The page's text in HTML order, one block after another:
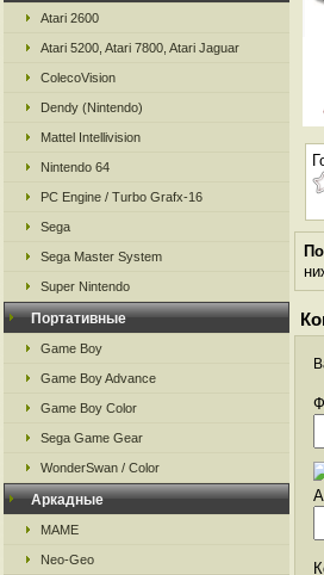
Atari 2600
Atari 5200, Atari 7800, Atari Jaguar
ColecoVision
Dendy (Nintendo)
Mattel Intellivision
Nintendo 64
PC Engine / Turbo Grafx-16
Sega
Sega Master System
Super Nintendo
Портативные
Game Boy
Game Boy Advance
Game Boy Color
Sega Game Gear
WonderSwan / Color
Аркадные
MAME
Neo-Geo